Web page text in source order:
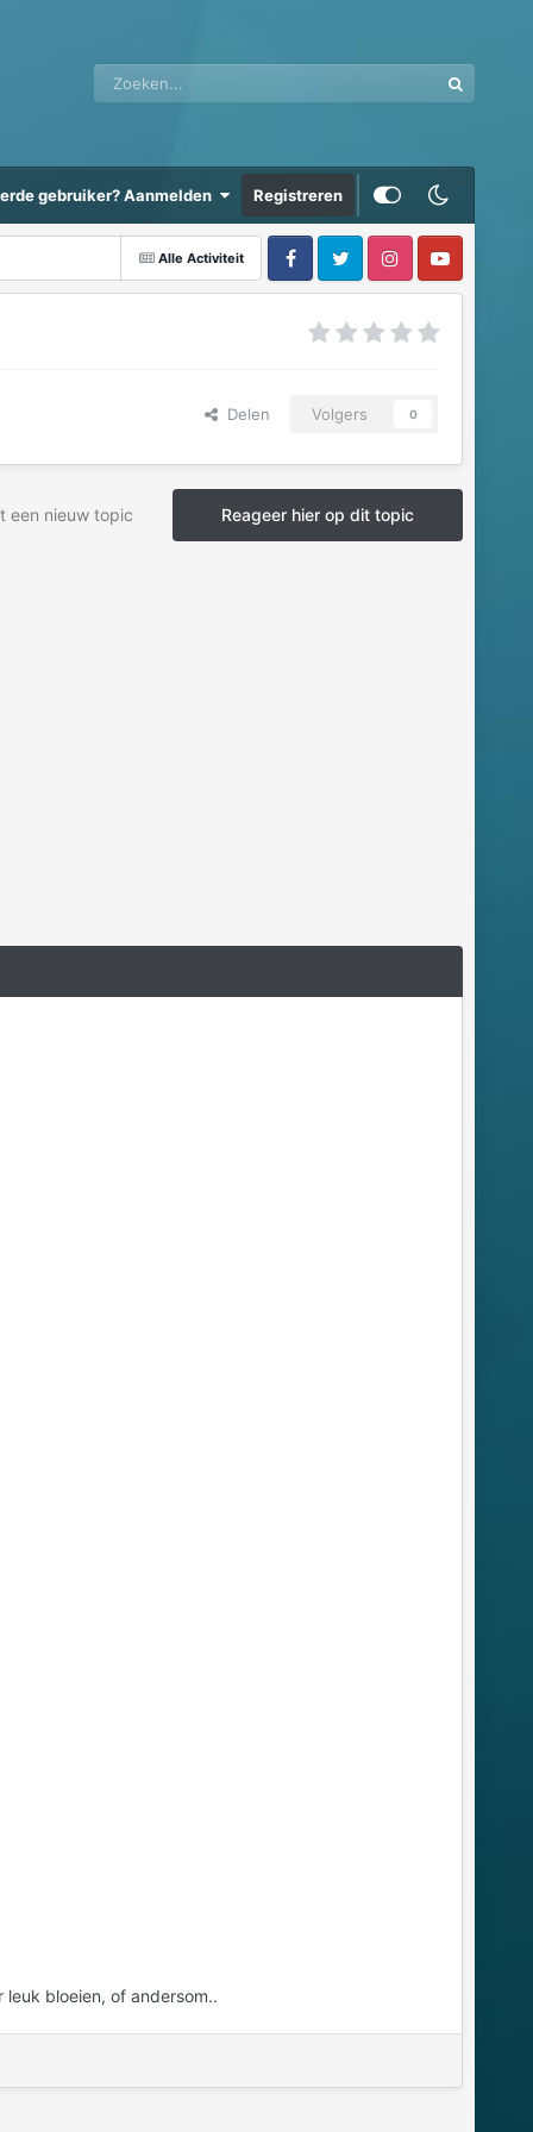
gebruiker? Aanmelden Registreren
Alle Activiteit
Delen Volgers 0
Reageer hier op dit topic
een nieuw topic
bloeien, of andersom..